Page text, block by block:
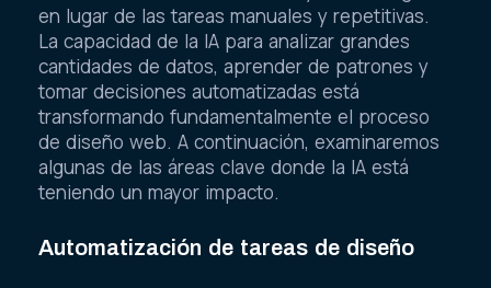
en lugar de las tareas manuales y repetitivas.
La capacidad de la IA para analizar grandes
cantidades de datos, aprender de patrones y
tomar decisiones automatizadas está
transformando fundamentalmente el proceso
de diseño web. A continuación, examinaremos
algunas de las áreas clave donde la IA está
teniendo un mayor impacto.
Automatización de tareas de diseño